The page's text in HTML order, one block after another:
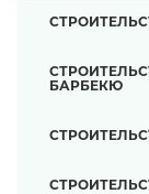
БАРБЕКЮ